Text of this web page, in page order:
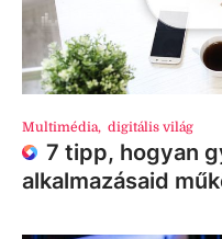
Multimédia, digitális világ
7 tipp, hogyan
alkalmazásaid